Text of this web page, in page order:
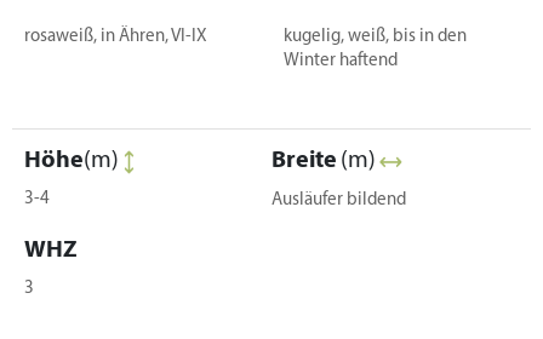
rosaweiß, in Ähren, VI-IX
kugelig, weiß, bis in den
Winter haftend
Höhe(m)
3-4
Breite (m)
Ausläufer bildend
WHZ
3